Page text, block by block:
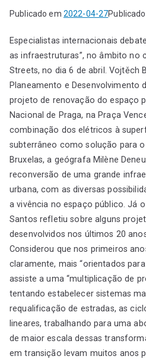
Publicado em 2022-04-27
Especialistas internacionais
as infraestruturas”, no âmbito no
Streets, no dia 6 de abril. Vojtěch
Planeamento e Desenvolvimento
projeto de renovação do espaço
Nacional de Praga, na Praça
combinação dos elétricos à
subterrâneo como solução para
Bruxelas, a geógrafa Milène
reconversão de uma grande
urbana, com as diversas
a vivência no espaço público. Já
Santos refletiu sobre alguns
desenvolvidos nos últimos 20
Considerou que nos primeiros
claramente, mais “orientados
assiste a uma “multiplicação de
tentando estabelecer sistemas
requalificação de estradas, as
lineares, trabalhando para uma
de maior escala dessas
em transição levam muitos anos